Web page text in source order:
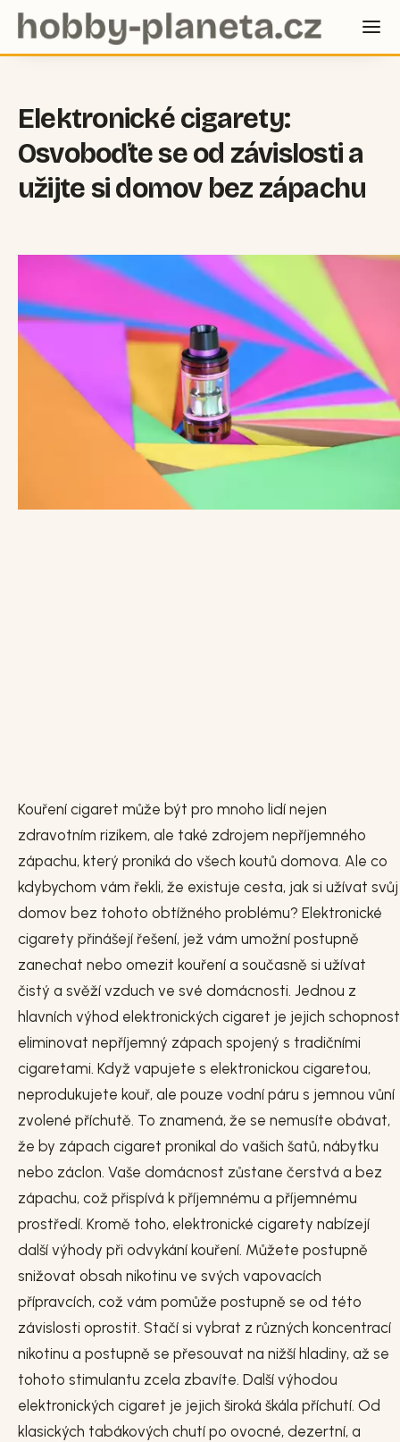
Elektronické cigarety:
Osvoboďte se od závislosti a
užijte si domov bez zápachu
Kouření cigaret může být pro mnoho lidí nejen
zdravotním rizikem, ale také zdrojem nepříjemného
zápachu, který proniká do všech koutů domova. Ale co
kdybychom vám řekli, že existuje cesta, jak si užívat svůj
domov bez tohoto obtížného problému? Elektronické
cigarety přinášejí řešení, jež vám umožní postupně
zanechat nebo omezit kouření a současně si užívat
čistý a svěží vzduch ve své domácnosti. Jednou z
hlavních výhod elektronických cigaret je jejich schopnost
eliminovat nepříjemný zápach spojený s tradičními
cigaretami. Když vapujete s elektronickou cigaretou,
neprodukujete kouř, ale pouze vodní páru s jemnou vůní
zvolené příchutě. To znamená, že se nemusíte obávat,
že by zápach cigaret pronikal do vašich šatů, nábytku
nebo záclon. Vaše domácnost zůstane čerstvá a bez
zápachu, což přispívá k příjemnému a příjemnému
prostředí. Kromě toho, elektronické cigarety nabízejí
další výhody při odvykání kouření. Můžete postupně
snižovat obsah nikotinu ve svých vapovacích
přípravcích, což vám pomůže postupně se od této
závislosti oprostit. Stačí si vybrat z různých koncentrací
nikotinu a postupně se přesouvat na nižší hladiny, až se
tohoto stimulantu zcela zbavíte. Další výhodou
elektronických cigaret je jejich široká škála příchutí. Od
klasických tabákových chutí po ovocné, dezertní, a